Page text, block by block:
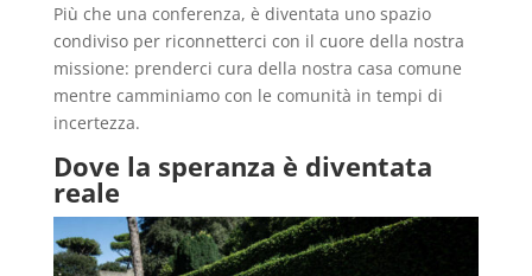
Più che una conferenza, è diventata uno spazio
condiviso per riconnetterci con il cuore della nostra
missione: prenderci cura della nostra casa comune
mentre camminiamo con le comunità in tempi di
incertezza.
Dove la speranza è diventata
reale